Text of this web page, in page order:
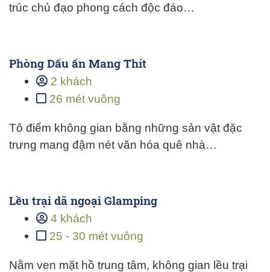
trúc chủ đạo phong cách độc đáo…
Phòng Dấu ấn Mang Thít
2 khách
26 mét vuông
Tô điểm không gian bằng những sản vật đặc
trưng mang đậm nét văn hóa quê nhà…
Lều trại dã ngoại Glamping
4 khách
25 - 30 mét vuông
Nằm ven mặt hồ trung tâm, không gian lều trại